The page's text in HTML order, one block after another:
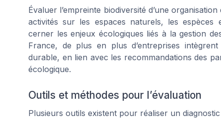
Évaluer l’empreinte biodiversité d’une
activités sur les espaces naturels, les espèces
cerner les enjeux écologiques liés à la gestion
France, de plus en plus d’entreprises
durable, en lien avec les recommandations des
écologique.
Outils et méthodes pour l’évaluation
Plusieurs outils existent pour réaliser un